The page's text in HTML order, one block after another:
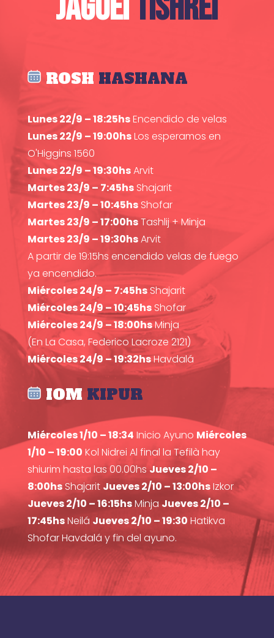
ROSH HASHANA
Lunes 22/9 – 18:25hsEncendido de velas
Lunes 22/9 – 19:00hsLos esperamos en
O'Higgins 1560
Lunes 22/9 – 19:30hsArvit
Martes 23/9 – 7:45hsShajarit
Martes 23/9 – 10:45hsShofar
Martes 23/9 – 17:00hsTashlij + Minja
Martes 23/9 – 19:30hsArvit
A partir de 19:15hs encendido velas de fuego
ya encendido.
Miércoles 24/9 – 7:45hsShajarit
Miércoles 24/9 – 10:45hsShofar
Miércoles 24/9 – 18:00hsMinja
(En La Casa, Federico Lacroze 2121)
Miércoles 24/9 – 19:32hsHavdalá
IOM KIPUR
Miércoles 1/10 – 18:34 Inicio Ayuno Miércoles
1/10 – 19:00 Kol Nidrei Al final la Tefilà hay
shiurim hasta las 00.00hsJueves 2/10 –
8:00hsShajarit Jueves 2/10 – 13:00hsIzkor
Jueves 2/10 – 16:15hsMinja Jueves 2/10 –
17:45hsNeilá Jueves 2/10 – 19:30 Hatikva
Shofar Havdalá y fin del ayuno.